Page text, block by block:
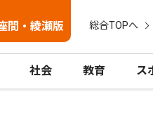
間・綾瀬版 総合TOPへ
社会 教育 ス